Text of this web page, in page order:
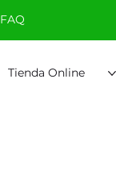
Tienda Online
FAQ